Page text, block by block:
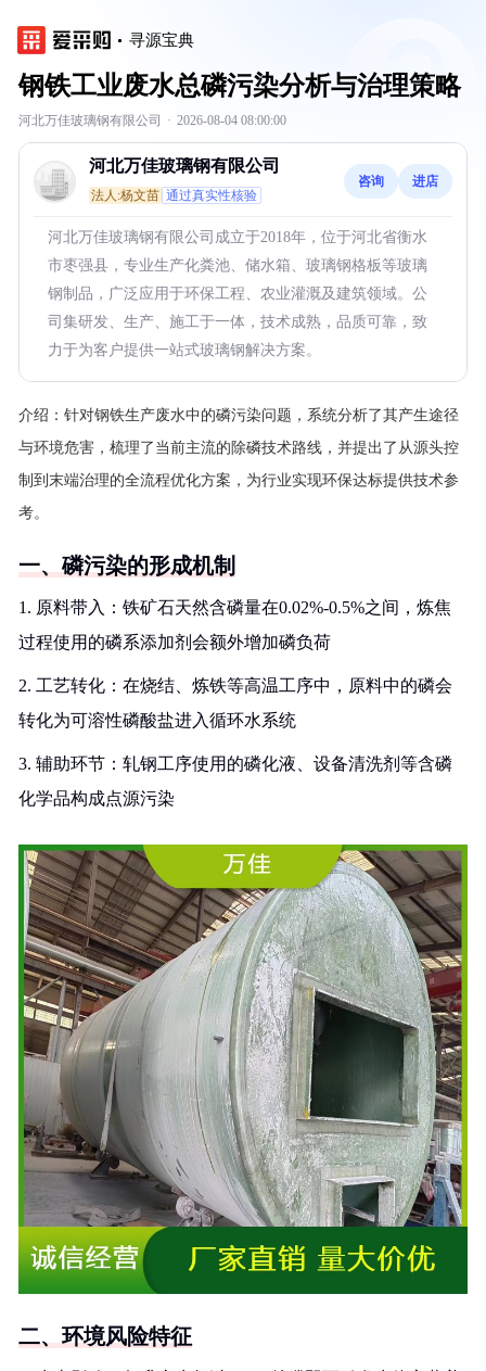
寻源宝典
钢铁工业废水总磷污染分析与治理策略
河北万佳玻璃钢有限公司 · 2026-08-04 08:00:00
河北万佳玻璃钢有限公司
法人:杨文苗 通过真实性核验
咨询 进店
河北万佳玻璃钢有限公司成立于2018年，位于河北省衡水
市枣强县，专业生产化粪池、储水箱、玻璃钢格板等玻璃
钢制品，广泛应用于环保工程、农业灌溉及建筑领域。公
司集研发、生产、施工于一体，技术成熟，品质可靠，致
力于为客户提供一站式玻璃钢解决方案。
介绍： 针对钢铁生产废水中的磷污染问题，系统分析了其产生途径
与环境危害，梳理了当前主流的除磷技术路线，并提出了从源头控
制到末端治理的全流程优化方案，为行业实现环保达标提供技术参
考。
一、磷污染的形成机制
1. 原料带入：铁矿石天然含磷量在0.02%-0.5%之间，炼焦
过程使用的磷系添加剂会额外增加磷负荷
2. 工艺转化：在烧结、炼铁等高温工序中，原料中的磷会
转化为可溶性磷酸盐进入循环水系统
3. 辅助环节：轧钢工序使用的磷化液、设备清洗剂等含磷
化学品构成点源污染
二、环境风险特征